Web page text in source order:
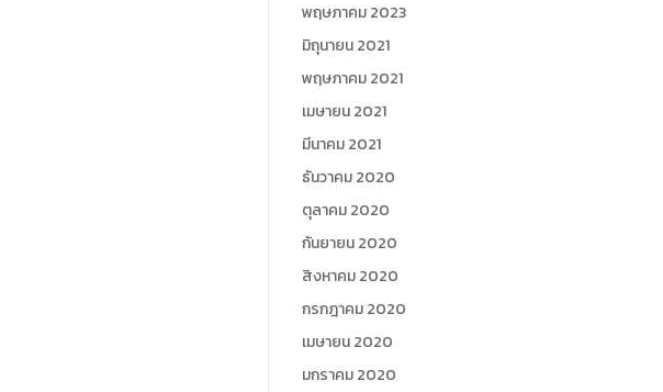
พฤษภาคม 2023
มิถุนายน 2021
พฤษภาคม 2021
เมษายน 2021
มีนาคม 2021
ธันวาคม 2020
ตุลาคม 2020
กันยายน 2020
สิงหาคม 2020
กรกฎาคม 2020
เมษายน 2020
มกราคม 2020